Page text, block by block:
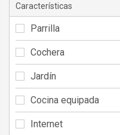
Características
Parrilla
Cochera
Jardín
Cocina equipada
Internet